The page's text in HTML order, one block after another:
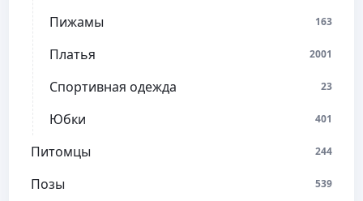
Пижамы 163
Платья 2001
Спортивная одежда 23
Юбки 401
Питомцы 244
Позы 539